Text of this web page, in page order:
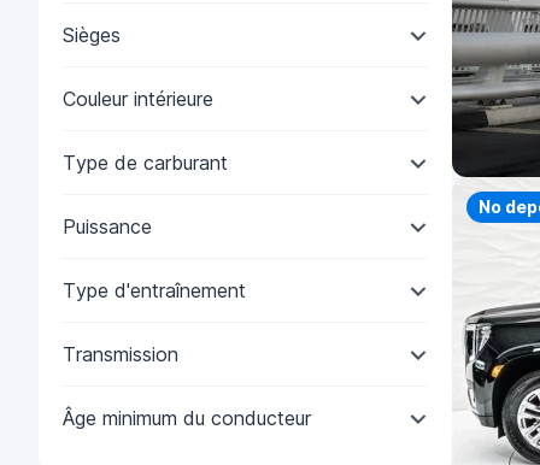
Sièges
Couleur intérieure
Type de carburant
Puissance
Type d'entraînement
Transmission
Âge minimum du conducteur
No